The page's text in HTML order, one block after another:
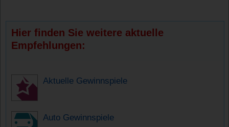
Hier finden Sie weitere aktuelle
Empfehlungen:
Aktuelle Gewinnspiele
Auto Gewinnspiele